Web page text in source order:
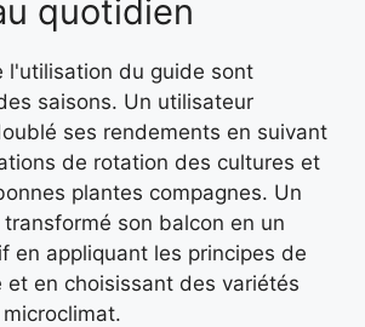
quotidien
l'utilisation du guide sont
saisons. Un utilisateur
ses rendements en suivant
de rotation des cultures et
plantes compagnes. Un
son balcon en un
en appliquant les principes de
et en choisissant des variétés